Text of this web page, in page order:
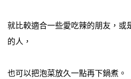
就比較適合一些愛吃辣的朋友，或
的人，
也可以把泡菜放久一點再下鍋煮。